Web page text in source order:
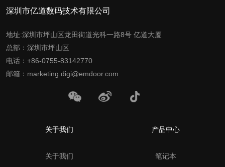
深圳市亿道数码技术有限公司
地址:深圳市坪山区龙田街道光科一路8号 亿道大厦
总部：深圳市坪山区
电话：+86-0755-83142770
邮箱：marketing.digi@emdoor.com
关于我们
关于我们
产品中心
笔记本